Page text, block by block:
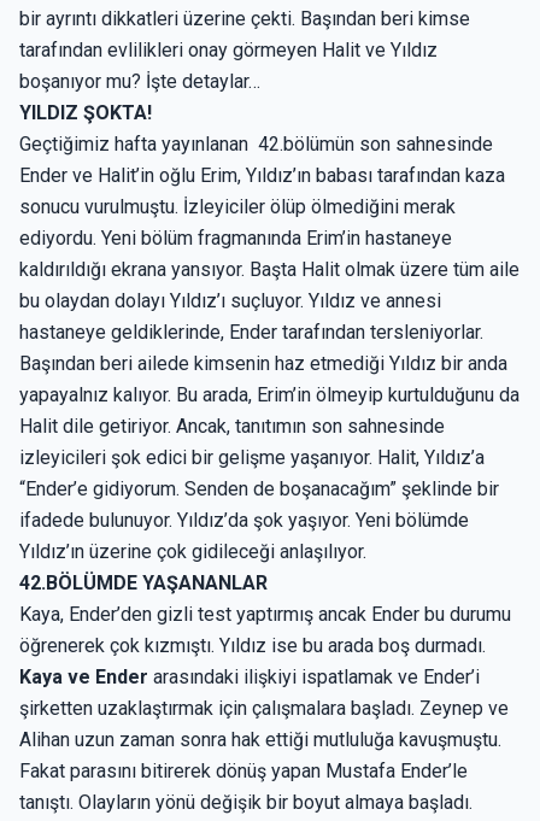
bir ayrıntı dikkatleri üzerine çekti. Başından beri kimse
tarafından evlilikleri onay görmeyen Halit ve Yıldız
boşanıyor mu? İşte detaylar…
YILDIZ ŞOKTA!
Geçtiğimiz hafta yayınlanan 42.bölümün son sahnesinde
Ender ve Halit’in oğlu Erim, Yıldız’ın babası tarafından kaza
sonucu vurulmuştu. İzleyiciler ölüp ölmediğini merak
ediyordu. Yeni bölüm fragmanında Erim’in hastaneye
kaldırıldığı ekrana yansıyor. Başta Halit olmak üzere tüm aile
bu olaydan dolayı Yıldız’ı suçluyor. Yıldız ve annesi
hastaneye geldiklerinde, Ender tarafından tersleniyorlar.
Başından beri ailede kimsenin haz etmediği Yıldız bir anda
yapayalnız kalıyor. Bu arada, Erim’in ölmeyip kurtulduğunu da
Halit dile getiriyor. Ancak, tanıtımın son sahnesinde
izleyicileri şok edici bir gelişme yaşanıyor. Halit, Yıldız’a
“Ender’e gidiyorum. Senden de boşanacağım” şeklinde bir
ifadede bulunuyor. Yıldız’da şok yaşıyor. Yeni bölümde
Yıldız’ın üzerine çok gidileceği anlaşılıyor.
42.BÖLÜMDE YAŞANANLAR
Kaya, Ender’den gizli test yaptırmış ancak Ender bu durumu
öğrenerek çok kızmıştı. Yıldız ise bu arada boş durmadı.
Kaya ve Ender arasındaki ilişkiyi ispatlamak ve Ender’i
şirketten uzaklaştırmak için çalışmalara başladı. Zeynep ve
Alihan uzun zaman sonra hak ettiği mutluluğa kavuşmuştu.
Fakat parasını bitirerek dönüş yapan Mustafa Ender’le
tanıştı. Olayların yönü değişik bir boyut almaya başladı.